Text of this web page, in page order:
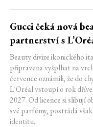
Gucci čeká nová
partnerství s
Beauty divize ikonického
připravena vyšplhat na
července oznámili, že do
L'Oréal vstoupí o rok
2027. Od licence si slibují
své parfémy, postrádá
identitu.